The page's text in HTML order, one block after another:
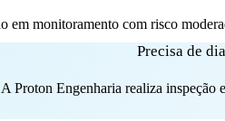
em monitoramento com risco
Precisa de
A Proton Engenharia realiza inspeção